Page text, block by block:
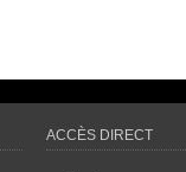
ACCÈS DIRECT